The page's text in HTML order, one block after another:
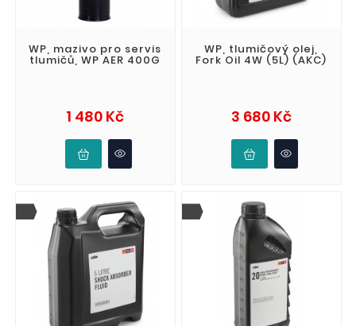
WP, mazivo pro servis
tlumičů, WP AER 400G
1 480 KčCena
WP, tlumičový olej,
Fork Oil 4W (5L) (AKC)
3 680 KčCena